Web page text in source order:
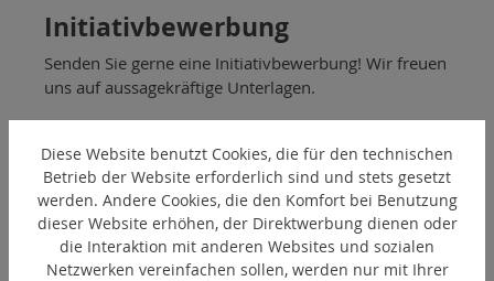
Initiativbewerbung
Senden Sie gerne eine Initiativbewerbung! Wir freuen
uns auf aussagekräftige Unterlagen.
So erreichen Sie uns:
E-Mail: bewerbung@holger-clasen.de
Telefon:+ 49 (0)40 / 511 28 – 0
Diese Website benutzt Cookies, die für den technischen
Betrieb der Website erforderlich sind und stets gesetzt
werden. Andere Cookies, die den Komfort bei Benutzung
dieser Website erhöhen, der Direktwerbung dienen oder
die Interaktion mit anderen Websites und sozialen
Netzwerken vereinfachen sollen, werden nur mit Ihrer